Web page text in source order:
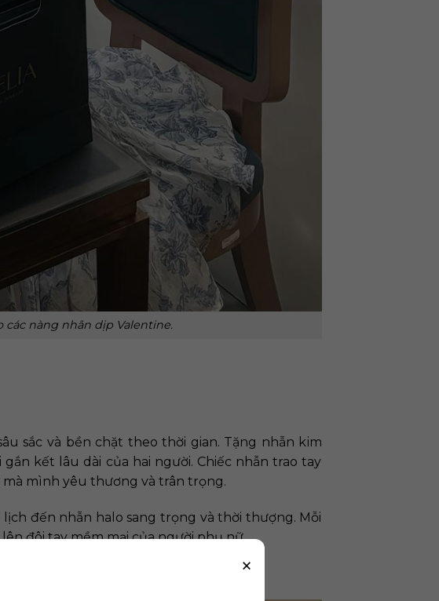
nàng nhân dịp Valentine.
sắc và bền chặt theo thời gian. Tặng nhẫn kim
kết lâu dài của hai người. Chiếc nhẫn trao tay
mình yêu thương và trân trọng.
đến nhẫn halo sang trọng và thời thượng. Mỗi
đôi tay mềm mại của người phụ nữ.
×